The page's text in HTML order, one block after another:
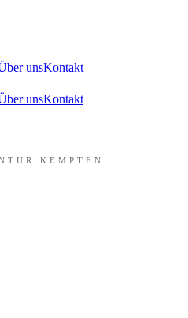
unsKontakt
unsKontakt
KEMPTEN